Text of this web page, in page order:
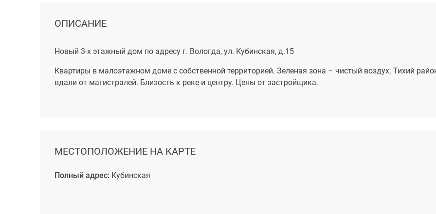
отделочные работы, установку внутренних дверей, устройство чистых полов и установку
ОПИСАНИЕ
Новый 3-х этажный дом по адресу г. Вологда, ул. Кубинская, д.15
Квартиры в малоэтажном доме с собственной территорией. Зеленая зона – чистый воздух. Тихий
вдали от магистралей. Близость к реке и центру. Цены от застройщика.
МЕСТОПОЛОЖЕНИЕ НА КАРТЕ
Полный адрес: Кубинская